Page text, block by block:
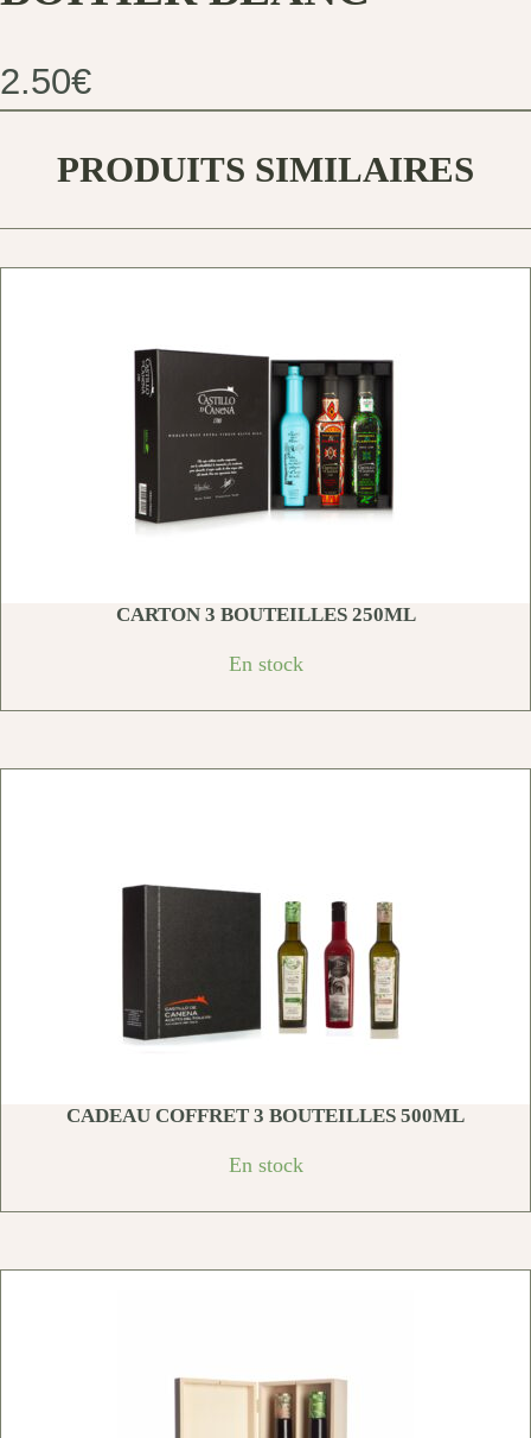
2.50€
PRODUITS SIMILAIRES
CARTON 3 BOUTEILLES 250ML
En stock
CADEAU COFFRET 3 BOUTEILLES 500ML
En stock